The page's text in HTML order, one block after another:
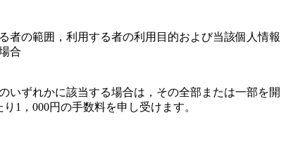
者の範囲，利用する者の利用目的および当該個人情報
合
いずれかに該当する場合は，その全部または一部を開
1，000円の手数料を申し受けます。